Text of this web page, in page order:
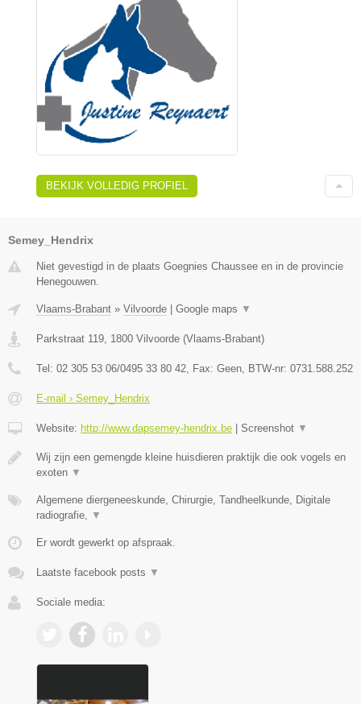
BEKIJK VOLLEDIG PROFIEL
Semey_Hendrix
Niet gevestigd in de plaats Goegnies Chaussee en in de provincie
Henegouwen.
Vlaams-Brabant » Vilvoorde Google maps ▼
Parkstraat 119, 1800 Vilvoorde (Vlaams-Brabant)
Tel: 02 305 53 06/0495 33 80 42, Fax: Geen, BTW-nr: 0731.588.252
E-mail › Semey_Hendrix
Website: http://www.dapsemey-hendrix.be Screenshot ▼
Wij zijn een gemengde kleine huisdieren praktijk die ook vogels en
exoten ▼
Algemene diergeneeskunde, Chirurgie, Tandheelkunde, Digitale
radiografie, ▼
Er wordt gewerkt op afspraak.
Laatste facebook posts ▼
Sociale media: